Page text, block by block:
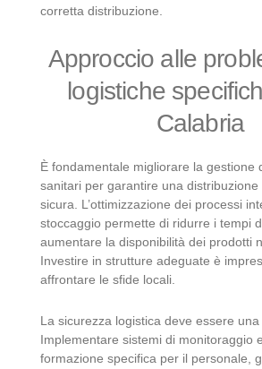
corretta distribuzione.
Approccio alle
logistiche
Calabria
È fondamentale migliorare la gestione
sanitari per garantire una distribuzione
sicura. L’ottimizzazione dei processi
stoccaggio permette di ridurre i tempi
aumentare la disponibilità dei prodotti
Investire in strutture adeguate è
affrontare le sfide locali.
La sicurezza logistica deve essere una
Implementare sistemi di monitoraggio
formazione specifica per il personale,